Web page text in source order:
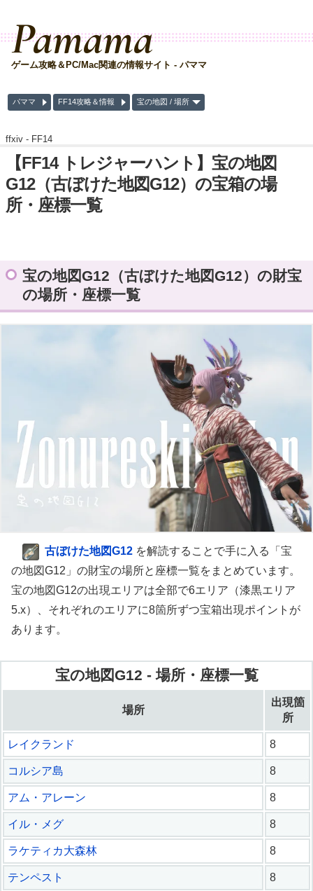
Pamama
ゲーム攻略＆PC/Mac関連の情報サイト - パママ
パママ FF14攻略＆情報 宝の地図 / 場所
ffxiv - FF14
【FF14 トレジャーハント】宝の地図
G12（古ぼけた地図G12）の宝箱の場
所・座標一覧
宝の地図G12（古ぼけた地図G12）の財宝
の場所・座標一覧
古ぼけた地図G12 を解読することで手に入る「宝
の地図G12」の財宝の場所と座標一覧をまとめています。
宝の地図G12の出現エリアは全部で6エリア（漆黒エリア
5.x）、それぞれのエリアに8箇所ずつ宝箱出現ポイントが
あります。
宝の地図G12 - 場所・座標一覧
場所
出現箇
所
レイクランド 8
コルシア島 8
アム・アレーン 8
イル・メグ 8
ラケティカ大森林 8
テンペスト 8